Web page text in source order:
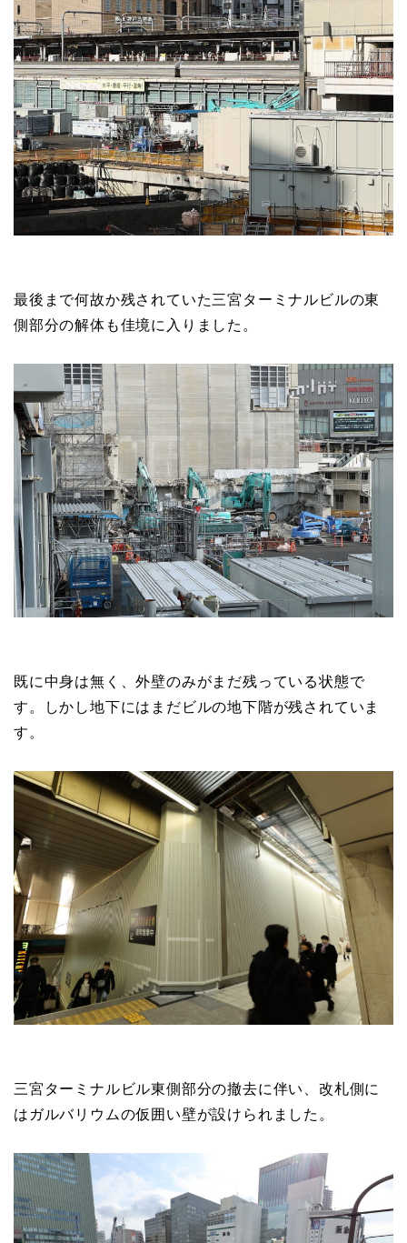
最後まで何故か残されていた三宮ターミナルビルの東
側部分の解体も佳境に入りました。
既に中身は無く、外壁のみがまだ残っている状態で
す。しかし地下にはまだビルの地下階が残されていま
す。
三宮ターミナルビル東側部分の撤去に伴い、改札側に
はガルバリウムの仮囲い壁が設けられました。